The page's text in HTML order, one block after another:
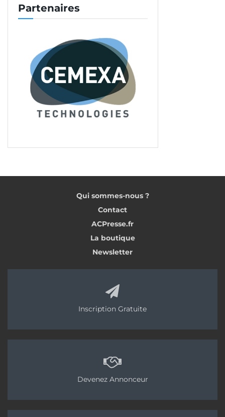
n’y a pas de traçabilité mise en place, ou s’il n’y a
pas de titulaire de CQP par équipe, dans le cadre
pas être assuré en technique courante, car les
règles professionnelles n’auront pas été
respectées.
Comment peut-on obtenir le CQP de
“chef d’équipe chapiste” ?
Les candidats devront se rapprocher des
organismes de formation pour faire un bilan des
Dossier, Chapes et technique
Pour candidater au CQP de “chef d’équipe
a minima
d’expérience sur chantier dans une entreprise du
bâtiment, soit d’une expérience de trois ans sur
3 du bâtiment. La liste des organismes de
Partenaires
Qui sommes-nous ?
Contact
ACPresse.fr
La boutique
Newsletter
Inscription Gratuite
Devenez Annonceur